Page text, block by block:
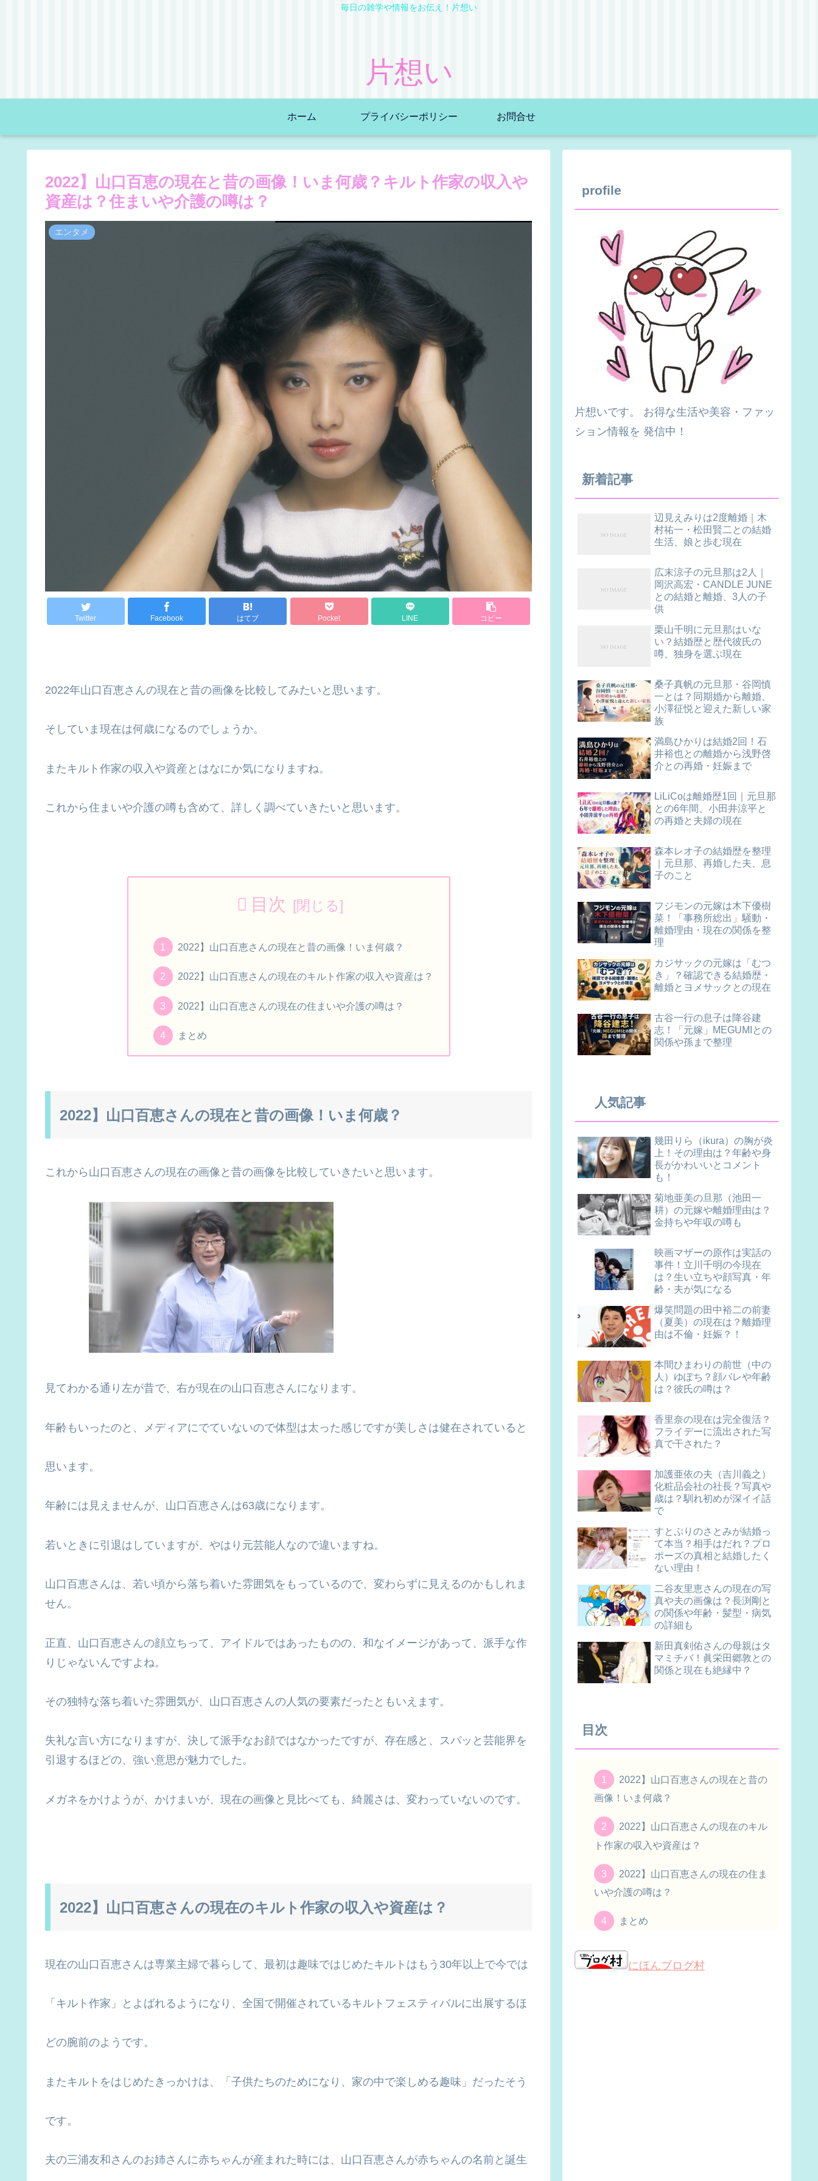
毎日の雑学や情報をお伝え！片想い
片想い
ホーム プライバシーポリシー お問合せ
2022】山口百恵の現在と昔の画像！いま何歳？キルト作家の収入や
資産は？住まいや介護の噂は？
エンタメ
Twitter Facebook はてブ Pocket LINE コピー
2022年山口百恵さんの現在と昔の画像を比較してみたいと思います。
そしていま現在は何歳になるのでしょうか。
またキルト作家の収入や資産とはなにか気になりますね。
これから住まいや介護の噂も含めて、詳しく調べていきたいと思います。
目次
2022】山口百恵さんの現在と昔の画像！いま何歳？
2022】山口百恵さんの現在のキルト作家の収入や資産は？
2022】山口百恵さんの現在の住まいや介護の噂は？
まとめ
2022】山口百恵さんの現在と昔の画像！いま何歳？
これから山口百恵さんの現在の画像と昔の画像を比較していきたいと思います。
見てわかる通り左が昔で、右が現在の山口百恵さんになります。
年齢もいったのと、メディアにでていないので体型は太った感じですが美しさは健在されていると
思います。
年齢には見えませんが、山口百恵さんは63歳になります。
若いときに引退はしていますが、やはり元芸能人なので違いますね。
山口百恵さんは、若い頃から落ち着いた雰囲気をもっているので、変わらずに見えるのかもしれま
せん。
正直、山口百恵さんの顔立ちって、アイドルではあったものの、和なイメージがあって、派手な作
りじゃないんですよね。
その独特な落ち着いた雰囲気が、山口百恵さんの人気の要素だったともいえます。
失礼な言い方になりますが、決して派手なお顔ではなかったですが、存在感と、スパッと芸能界を
引退するほどの、強い意思が魅力でした。
メガネをかけようが、かけまいが、現在の画像と見比べても、綺麗さは、変わっていないのです。
2022】山口百恵さんの現在のキルト作家の収入や資産は？
現在の山口百恵さんは専業主婦で暮らして、最初は趣味ではじめたキルトはもう30年以上で今では
「キルト作家」とよばれるようになり、全国で開催されているキルトフェスティバルに出展するほ
どの腕前のようです。
またキルトをはじめたきっかけは、「子供たちのためになり、家の中で楽しめる趣味」だったそう
です。
夫の三浦友和さんのお姉さんに赤ちゃんが産まれた時には、山口百恵さんが赤ちゃんの名前と誕生
profile
片想いです。 お得な生活や美容・ファッ
ション情報を 発信中！
新着記事
辺見えみりは2度離婚｜木
村祐一・松田賢二との結婚
生活、娘と歩む現在
広末涼子の元旦那は2人｜
岡沢高宏・CANDLE JUNE
との結婚と離婚、3人の子
供
栗山千明に元旦那はいな
い？結婚歴と歴代彼氏の
噂、独身を選ぶ現在
桑子真帆の元旦那・谷岡慎
一とは？同期婚から離婚、
小澤征悦と迎えた新しい家
族
満島ひかりは結婚2回！石
井裕也との離婚から浅野啓
介との再婚・妊娠まで
LiLiCoは離婚歴1回｜元旦那
との6年間、小田井涼平と
の再婚と夫婦の現在
森本レオ子の結婚歴を整理
｜元旦那、再婚した夫、息
子のこと
フジモンの元嫁は木下優樹
菜！「事務所総出」騒動・
離婚理由・現在の関係を整
理
カジサックの元嫁は「むつ
き」？確認できる結婚歴・
離婚とヨメサックとの現在
古谷一行の息子は降谷建
志！「元嫁」MEGUMIとの
関係や孫まで整理
人気記事
幾田りら（ikura）の胸が炎
上！その理由は？年齢や身
長がかわいいとコメント
も！
菊地亜美の旦那（池田一
耕）の元嫁や離婚理由は？
金持ちや年収の噂も
映画マザーの原作は実話の
事件！立川千明の今現在
は？生い立ちや顔写真・年
齢・夫が気になる
爆笑問題の田中裕二の前妻
（夏美）の現在は？離婚理
由は不倫・妊娠？！
本間ひまわりの前世（中の
人）ゆぽち？顔バレや年齢
は？彼氏の噂は？
香里奈の現在は完全復活？
フライデーに流出された写
真で干された？
加護亜依の夫（吉川義之）
化粧品会社の社長？写真や
歳は？馴れ初めが深イイ話
で
すとぷりのさとみが結婚っ
て本当？相手はだれ？プロ
ポーズの真相と結婚したく
ない理由！
二谷友里恵さんの現在の写
真や夫の画像は？長渕剛と
の関係や年齢・髪型・病気
の詳細も
新田真剣佑さんの母親はタ
マミチバ！眞栄田郷敦との
関係と現在も絶縁中？
目次
2022】山口百恵さんの現在と昔の
画像！いま何歳？
2022】山口百恵さんの現在のキル
ト作家の収入や資産は？
2022】山口百恵さんの現在の住ま
いや介護の噂は？
まとめ
にほんブログ村